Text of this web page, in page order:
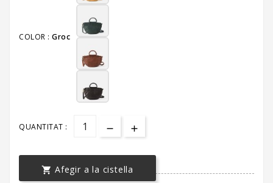
COLOR : Groc
QUANTITAT :
 Afegir a la cistella